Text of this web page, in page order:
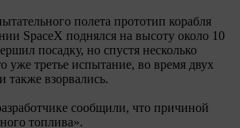
полета прототип корабля
SpaceX поднялся на высоту около 10
посадку, но спустя несколько
уже третье испытание, во время двух
также взорвались.
сообщили, что причиной
топлива».